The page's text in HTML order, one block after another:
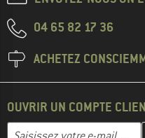
04 65 82 17 36
ACHETEZ
OUVRIR UN COMPTE
Adresse e-mail
Entrez votre adresse e-mail